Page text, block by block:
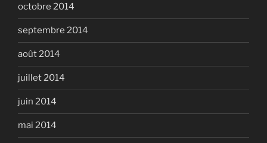
octobre 2014
septembre 2014
août 2014
juillet 2014
juin 2014
mai 2014